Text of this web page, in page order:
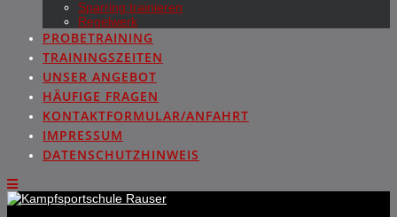
Sparring trainieren
Regelwerk
PROBETRAINING
TRAININGSZEITEN
UNSER ANGEBOT
HÄUFIGE FRAGEN
KONTAKTFORMULAR/ANFAHRT
IMPRESSUM
DATENSCHUTZHINWEIS